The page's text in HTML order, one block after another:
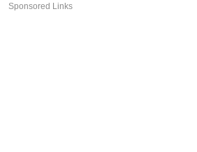
Sponsored Links